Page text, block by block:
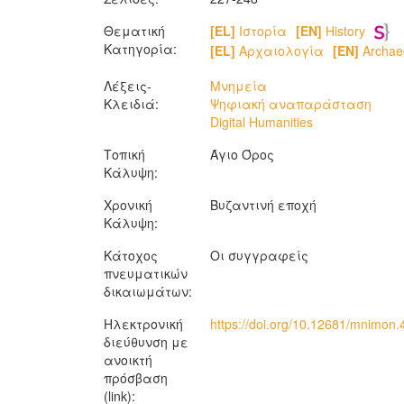
Θεματική
Κατηγορία:
[EL] Ιστορία [EN] History
[EL] Αρχαιολογία [EN]
Λέξεις-
Κλειδιά:
Μνημεία
Ψηφιακή αναπαράσταση
Digital Humanities
Τοπική
Κάλυψη:
Άγιο Όρος
Χρονική
Κάλυψη:
Βυζαντινή εποχή
Κάτοχος
πνευματικών
δικαιωμάτων:
Οι συγγραφείς
Ηλεκτρονική
διεύθυνση με
ανοικτή
πρόσβαση
(link):
https://doi.org/10.12681/